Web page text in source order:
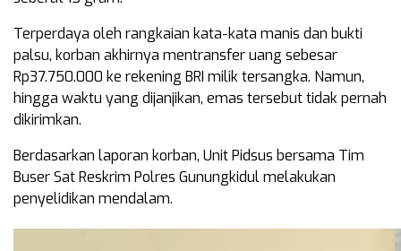
Terperdaya oleh rangkaian kata-kata manis dan bukti
palsu, korban akhirnya mentransfer uang sebesar
Rp37.750.000 ke rekening BRI milik tersangka. Namun,
hingga waktu yang dijanjikan, emas tersebut tidak pernah
dikirimkan.
Berdasarkan laporan korban, Unit Pidsus bersama Tim
Buser Sat Reskrim Polres Gunungkidul melakukan
penyelidikan mendalam.